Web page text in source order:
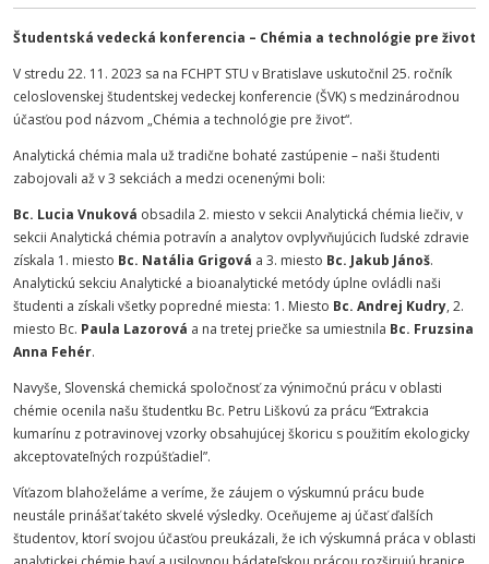
Študentská vedecká konferencia – Chémia a technológie pre život
V stredu 22. 11. 2023 sa na FCHPT STU v Bratislave uskutočnil 25. ročník
celoslovenskej študentskej vedeckej konferencie (ŠVK) s medzinárodnou
účasťou pod názvom „Chémia a technológie pre život“.
Analytická chémia mala už tradične bohaté zastúpenie – naši študenti
zabojovali až v 3 sekciách a medzi ocenenými boli:
Bc. Lucia Vnuková obsadila 2. miesto v sekcii Analytická chémia liečiv, v
sekcii Analytická chémia potravín a analytov ovplyvňujúcich ľudské zdravie
získala 1. miesto Bc. Natália Grigová a 3. miesto Bc. Jakub Jánoš.
Analytickú sekciu Analytické a bioanalytické metódy úplne ovládli naši
študenti a získali všetky popredné miesta: 1. Miesto Bc. Andrej Kudry, 2.
miesto Bc. Paula Lazorová a na tretej priečke sa umiestnila Bc. Fruzsina
Anna Fehér.
Navyše, Slovenská chemická spoločnosť za výnimočnú prácu v oblasti
chémie ocenila našu študentku Bc. Petru Liškovú za prácu “Extrakcia
kumarínu z potravinovej vzorky obsahujúcej škoricu s použitím ekologicky
akceptovateľných rozpúšťadiel”.
Víťazom blahoželáme a veríme, že záujem o výskumnú prácu bude
neustále prinášať takéto skvelé výsledky. Oceňujeme aj účasť ďalších
študentov, ktorí svojou účasťou preukázali, že ich výskumná práca v oblasti